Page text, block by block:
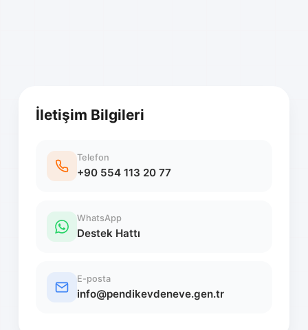
İletişim Bilgileri
Telefon
+90 554 113 20 77
WhatsApp
Destek Hattı
E-posta
info@pendikevdeneve.gen.tr